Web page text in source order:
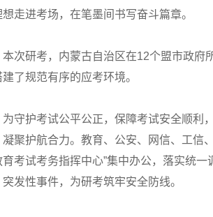
想走进考场，在笔墨间书写奋斗篇章。
研考，内蒙古自治区在12个盟市政府
建了规范有序的应考环境。
护考试公平公正，保障考试安全顺利，
凝聚护航合力。教育、公安、网信、工信
育考试考务指挥中心”集中办公，落实统
突发性事件，为研考筑牢安全防线。